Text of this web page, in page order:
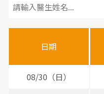
診
醫
時
日期
08/30（日）